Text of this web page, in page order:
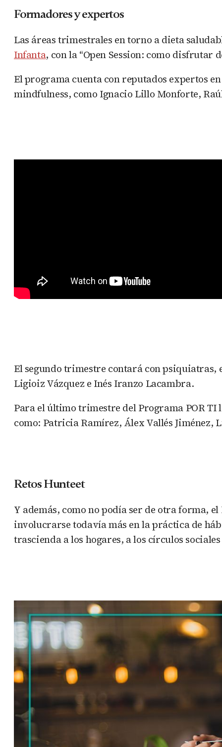
Formadores y expertos
Las áreas trimestrales en torno a dieta
Infanta, con la “Open Session: como
El programa cuenta con reputados expertos
mindfulness, como Ignacio Lillo Monforte,
El segundo trimestre contará con psiquiatras,
Ligioiz Vázquez e Inés Iranzo Lacambra.
Para el último trimestre del Programa POR
como: Patricia Ramírez, Álex Vallés Jiménez,
Retos Hunteet
Y además, como no podía ser de otra forma,
involucrarse todavía más en la práctica de
trascienda a los hogares, a los círculos